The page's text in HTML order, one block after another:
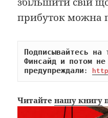
прибуток можна
Подписывайтесь на
Финсайд и потом
предупреждали:
Читайтенашу книгу